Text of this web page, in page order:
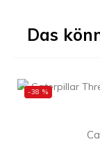
Das
-38 %